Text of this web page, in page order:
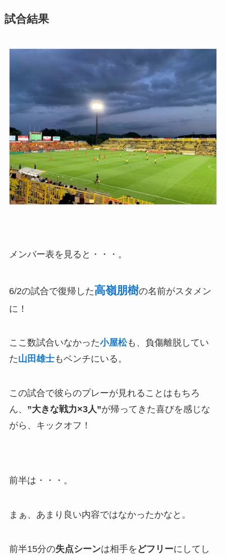
試合結果
メンバー表を見ると・・・。
6/2の試合で復帰した高嶺朋樹の名前がスタメン
に！
ここ数試合いなかった小屋松も、負傷離脱してい
た山田雄士もベンチにいる。
この試合で彼らのプレーが見れることはもちろ
ん、 ”大きな戦力×3人”が帰ってきた喜びを感じな
がら、キックオフ！
前半は・・・。
まぁ、あまり良い内容ではなかったかなと。
前半15分の失点シーンは相手を どフリーにしてし